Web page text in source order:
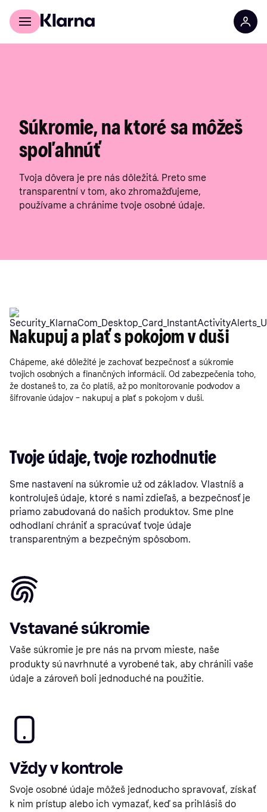
Súkromie, na ktoré sa môžeš
spoľahnúť
Tvoja dôvera je pre nás dôležitá. Preto sme
transparentní v tom, ako zhromažďujeme,
používame a chránime tvoje osobné údaje.
Nakupuj a plať s pokojom v duši
Chápeme, aké dôležité je zachovať bezpečnosť a súkromie
tvojich osobných a finančných informácií. Od zabezpečenia toho,
že dostaneš to, za čo platíš, až po monitorovanie podvodov a
šifrovanie údajov – nakupuj a plať s pokojom v duši.
Tvoje údaje, tvoje rozhodnutie
Sme nastavení na súkromie už od základov. Vlastníš a
kontroluješ údaje, ktoré s nami zdieľaš, a bezpečnosť je
priamo zabudovaná do našich produktov. Sme plne
odhodlaní chrániť a spracúvať tvoje údaje
transparentným a bezpečným spôsobom.
Vstavané súkromie
Vaše súkromie je pre nás na prvom mieste, naše
produkty sú navrhnuté a vyrobené tak, aby chránili vaše
údaje a zároveň boli jednoduché na použitie.
Vždy v kontrole
Svoje osobné údaje môžeš jednoducho spravovať, získať
k nim prístup alebo ich vymazať, keď sa prihlásiš do